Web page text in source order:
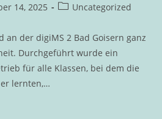
14, 2025
Beitrags-
Uncategorized
an der digiMS 2 Bad Goisern ganz
Durchgeführt wurde ein
für alle Klassen, bei dem die
lernten,…